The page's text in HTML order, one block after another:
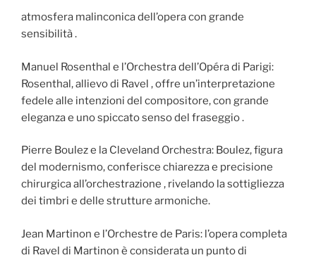
atmosfera malinconica dell’opera con grande
sensibilità .
Manuel Rosenthal e l’Orchestra dell’Opéra di Parigi:
Rosenthal, allievo di Ravel , offre un’interpretazione
fedele alle intenzioni del compositore, con grande
eleganza e uno spiccato senso del fraseggio .
Pierre Boulez e la Cleveland Orchestra: Boulez, figura
del modernismo, conferisce chiarezza e precisione
chirurgica all’orchestrazione , rivelando la sottigliezza
dei timbri e delle strutture armoniche.
Jean Martinon e l’Orchestre de Paris: l’opera completa
di Ravel di Martinon è considerata un punto di